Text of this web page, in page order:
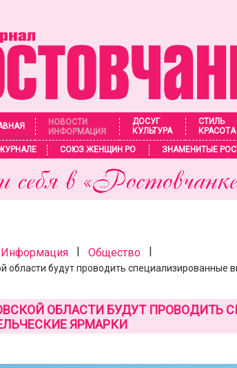
НОВОСТИ
ИНФОРМАЦИЯ
ДОСУГ
КУЛЬТУРА
СТИЛЬ
КРАСОТА
СОЮЗ ЖЕНЩИН РО ЗНАМЕНИТЫЕ
Информация| Общество|
области будут проводить специализированные
ОБЛАСТИ БУДУТ ПРОВОДИТЬ
ЯРМАРКИ